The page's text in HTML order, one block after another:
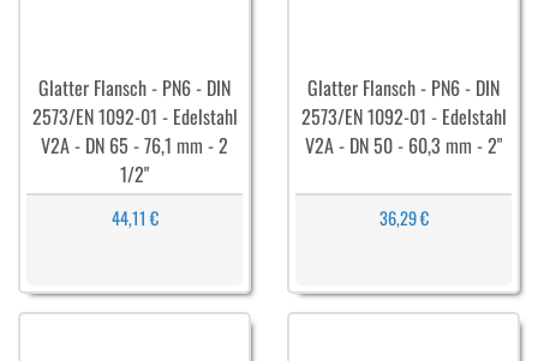
Glatter Flansch - PN6 - DIN
2573/EN 1092-01 - Edelstahl
V2A - DN 65 - 76,1 mm - 2
1/2"
44,11 €
Glatter Flansch - PN6 - DIN
2573/EN 1092-01 - Edelstahl
V2A - DN 50 - 60,3 mm - 2"
36,29 €